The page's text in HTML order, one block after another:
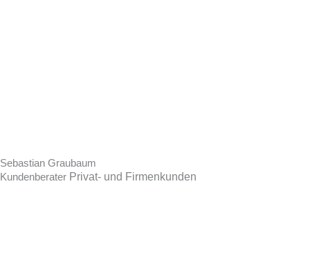
Sebastian Graubaum
Kundenberater Privat- und Firmenkunden